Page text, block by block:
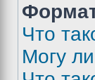
Что
Могу